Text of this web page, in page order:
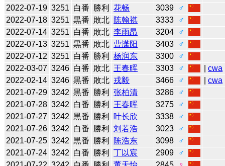
2022-07-19 3251 白番 勝利 花畅 3039
♂
2022-07-18 3251 黒番 敗北 陈翰祺 3333
♂
2022-07-14 3251 白番 敗北 李雨昂 3204
♂
2022-07-13 3251 黒番 敗北 曹潇阳 3403
♂
2022-07-12 3251 白番 勝利 杨润东 3300
♂
2022-03-07 3246 白番 敗北 王春晖 3303 ♂ |cwa
2022-02-14 3246 黒番 敗北 戎毅 3466 ♂ |cwa
2021-07-29 3242 黒番 勝利 张柏清 3286
♂
2021-07-28 3242 白番 勝利 王春晖 3275
♂
2021-07-27 3242 黒番 勝利 叶长欣 3338
♂
2021-07-26 3242 白番 勝利 刘若浩 3023
♂
2021-07-25 3242 黒番 勝利 陈浩东 3098
♂
2021-07-24 3242 白番 勝利 丁以宸 2909
♂